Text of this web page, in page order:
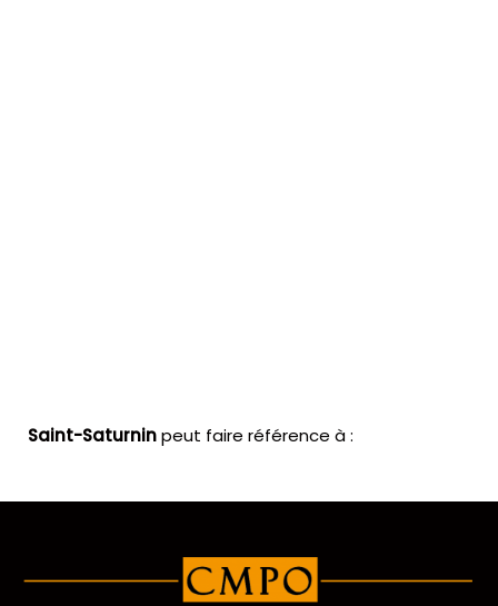
Saint-Saturninpeut faire référence à :